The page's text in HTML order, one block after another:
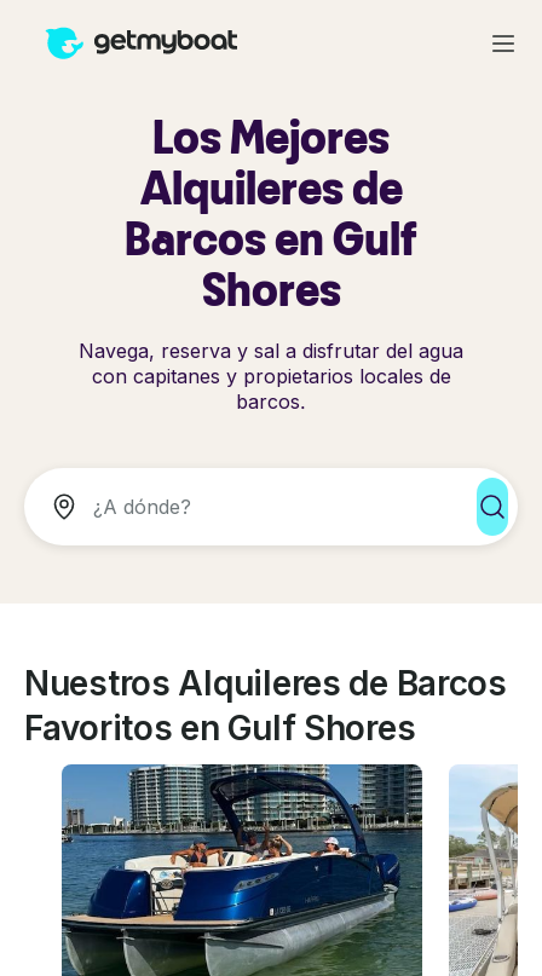
Los Mejores
Alquileres de
Barcos en Gulf
Shores
Navega, reserva y sal a disfrutar del agua
con capitanes y propietarios locales de
barcos.
Nuestros Alquileres de Barcos
Favoritos en Gulf Shores